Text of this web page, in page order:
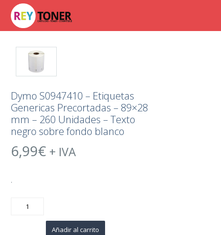
Dymo S0947410 – Etiquetas
Genericas Precortadas – 89×28
mm – 260 Unidades – Texto
negro sobre fondo blanco
6,99€ + IVA
.
S0947410
Añadir al carrito